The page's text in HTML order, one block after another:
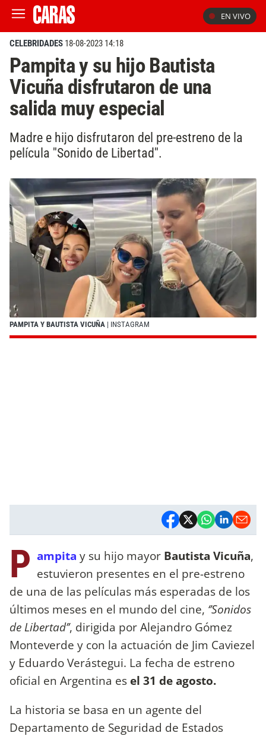
EN VIVO
CELEBRIDADES 18-08-2023 14:18
Pampita y su hijo Bautista
Vicuña disfrutaron de una
salida muy especial
Madre e hijo disfrutaron del pre-estreno de la
película ''Sonido de Libertad''.
PAMPITA Y BAUTISTA VICUÑA | INSTAGRAM
P ampita y su hijo mayor Bautista Vicuña,
estuvieron presentes en el pre-estreno
de una de las películas más esperadas de los
últimos meses en el mundo del cine, ‘’Sonidos
de Libertad’’, dirigida por Alejandro Gómez
Monteverde y con la actuación de Jim Caviezel
y Eduardo Verástegui. La fecha de estreno
oficial en Argentina es el 31 de agosto.
La historia se basa en un agente del
Departamento de Seguridad de Estados